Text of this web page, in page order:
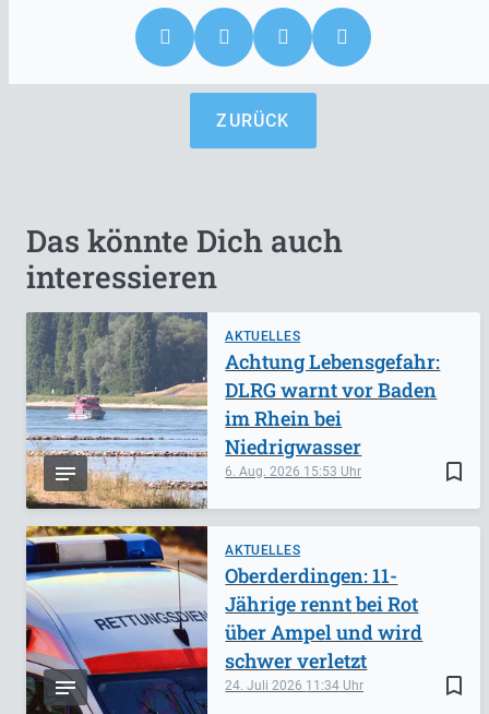
ZURÜCK
Das könnte Dich auch
interessieren
AKTUELLES
bookmark_border
6. Aug. 2026 15:53
Achtung Lebensgefahr:
DLRG warnt vor Baden
im Rhein bei
Niedrigwasser
AKTUELLES
bookmark_border
24. Juli 2026 11:34
Oberderdingen: 11-
Jährige rennt bei Rot
über Ampel und wird
schwer verletzt